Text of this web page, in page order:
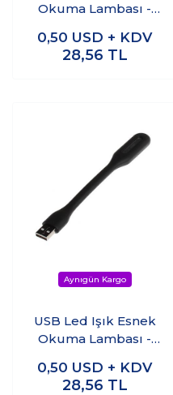
Okuma Lambası -
0,50 USD + KDV
28,56 TL
USB Led Işık Esnek
Okuma Lambası -
0,50 USD + KDV
28,56 TL